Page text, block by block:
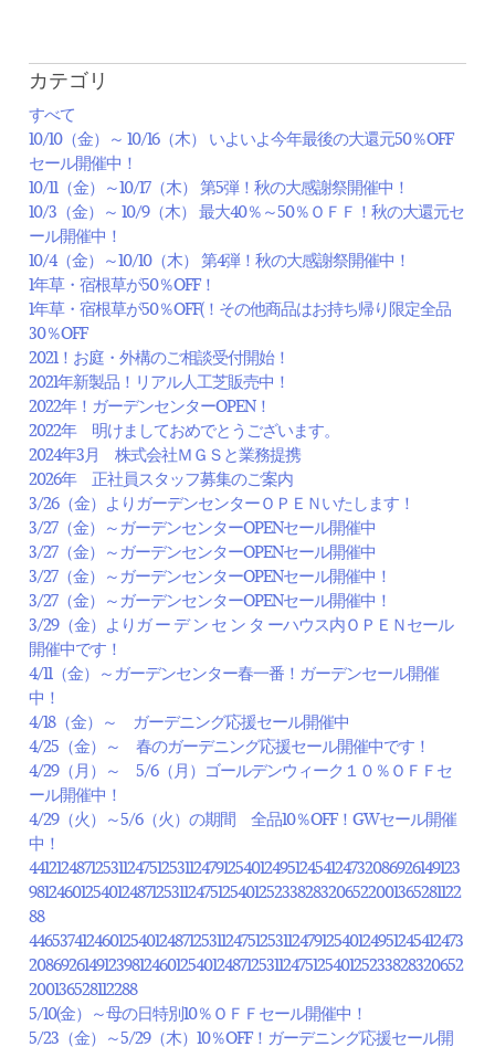
カテゴリ
すべて
10/10（金）～ 10/16（木） いよいよ今年最後の大還元50％OFF
セール開催中！
10/11（金）～10/17（木） 第5弾！秋の大感謝祭開催中！
10/3（金）～ 10/9（木） 最大40％～50％ＯＦＦ！秋の大還元セ
ール開催中！
10/4（金）～10/10（木） 第4弾！秋の大感謝祭開催中！
1年草・宿根草が50％OFF！
1年草・宿根草が50％OFF(！その他商品はお持ち帰り限定全品
30％OFF
2021！お庭・外構のご相談受付開始！
2021年新製品！リアル人工芝販売中！
2022年！ガーデンセンターOPEN！
2022年 明けましておめでとうございます。
2024年3月 株式会社ＭＧＳと業務提携
2026年 正社員スタッフ募集のご案内
3/26（金）よりガーデンセンターＯＰＥＮいたします！
3/27（金）～ガーデンセンターOPENセール開催中
3/27（金）～ガーデンセンターOPENセール開催中
3/27（金）～ガーデンセンターOPENセール開催中！
3/27（金）～ガーデンセンターOPENセール開催中！
3/29（金）よりガ ー デ ン セ ン タ ーハウス内ＯＰＥＮセール
開催中です！
4/11（金）～ガーデンセンター春一番！ガーデンセール開催
中！
4/18（金）～ ガーデニング応援セール開催中
4/25（金）～ 春のガーデニング応援セール開催中です！
4/29（月）～ 5/6（月）ゴールデンウィーク１０％ＯＦＦセ
ール開催中！
4/29（火）～5/6（火）の期間 全品10％OFF！GWセール開催
中！
44121248712531124751253112479125401249512454124732086926149123
981246012540124871253112475125401252338283206522001365281122
88
44653741246012540124871253112475125311247912540124951245412473
208692614912398124601254012487125311247512540125233828320652
200136528112288
5/10(金）～母の日特別10％ＯＦＦセール開催中！
5/23（金）～5/29（木）10％OFF！ガーデニング応援セール開